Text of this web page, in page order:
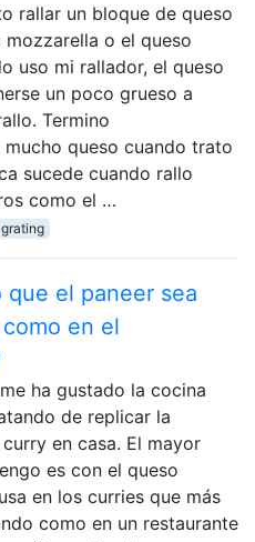
rallar un bloque de queso
o el queso
uso mi rallador, el queso
un poco grueso a
Termino
queso cuando trato
sucede cuando rallo
como el …
grating
que el paneer sea
en el
ha gustado la cocina
de replicar la
en casa. El mayor
es con el queso
en los curries que más
como en un restaurante